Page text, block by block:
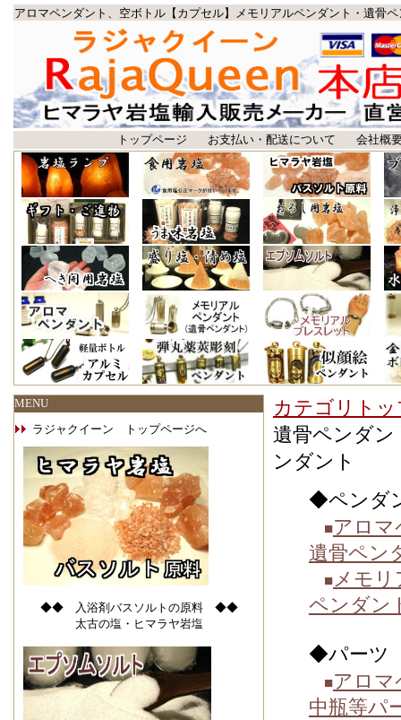
アロマペンダント、空ボトル【カプセル】メモリアルペンダント・遺骨
トップページ お支払い・配送について 会社概
MENU
ラジャクイーン トップページへ
◆◆ 入浴剤バスソルトの原料 ◆◆
太古の塩・ヒマラヤ岩塩
カテゴリトッ
遺骨ペンダ
ンダント
◆ペンダ
■アロマ
遺骨ペン
■メモ
ペンダン
◆パーツ
■アロマ
中瓶等パ